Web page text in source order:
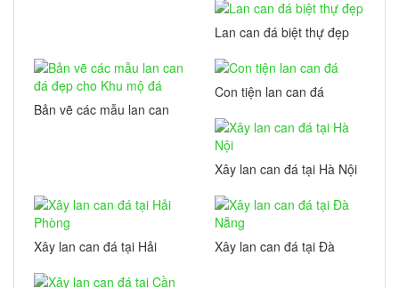
Lan can đá biệt thự đẹp
Bản vẽ các mẫu lan can
Con tiện lan can đá
Xây lan can đá tại Hà Nội
Xây lan can đá tại Hải
Xây lan can đá tại Đà